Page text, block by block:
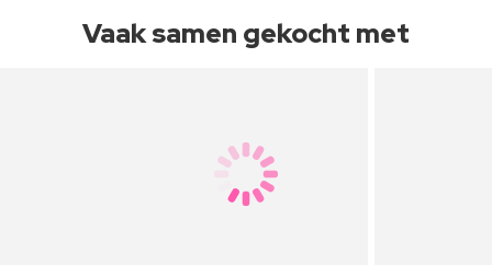
Vaak samen gekocht met